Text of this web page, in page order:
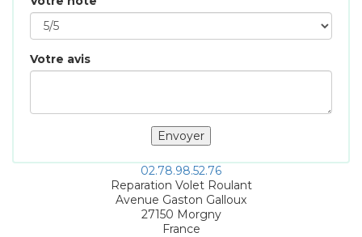
Votre avis
02.78.98.52.76
Reparation Volet Roulant
Avenue Gaston Galloux
27150 Morgny
France